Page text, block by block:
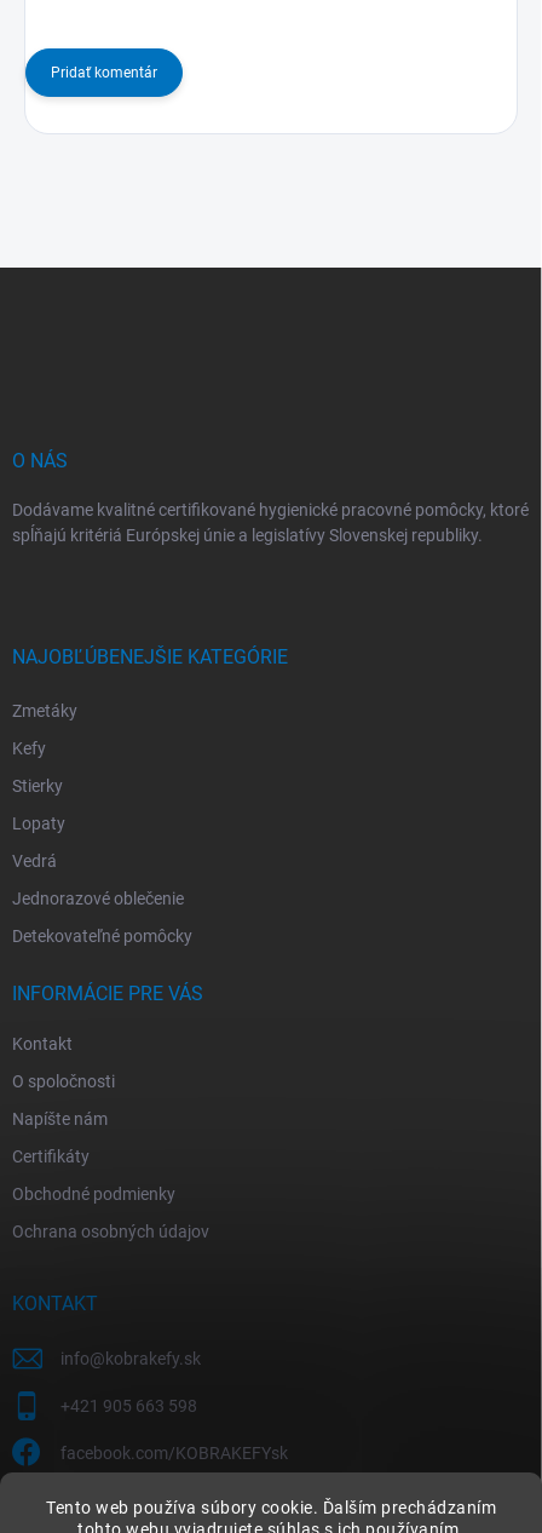
Tento web používa súbory cookie. Ďalším prechádzaním
Pridať komentár
O NÁS
Dodávame kvalitné certifikované hygienické pracovné pomôcky, ktoré
spĺňajú kritériá Európskej únie a legislatívy Slovenskej republiky.
NAJOBĽÚBENEJŠIE KATEGÓRIE
Zmetáky
Kefy
Stierky
Lopaty
Vedrá
Jednorazové oblečenie
Detekovateľné pomôcky
INFORMÁCIE PRE VÁS
Kontakt
O spoločnosti
Napíšte nám
Certifikáty
Obchodné podmienky
Ochrana osobných údajov
KONTAKT
info@kobrakefy.sk
+421 905 663 598
facebook.com/KOBRAKEFYsk